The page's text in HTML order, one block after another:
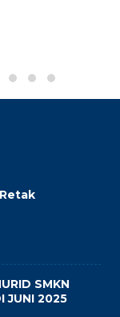
SMKN
JUNI 2025